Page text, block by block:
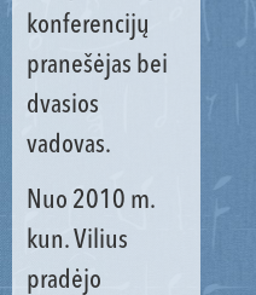
konferencijų
pranešėjas bei
dvasios
vadovas.
Nuo 2010 m.
kun. Vilius
pradėjo